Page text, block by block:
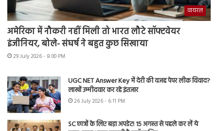
वायरल
अमेरिका में नौकरी नहीं मिली तो भारत लौटे सॉफ्टवेयर
इंजीनियर, बोले- संघर्ष ने बहुत कुछ सिखाया
29 July 2026 - 8:00 PM
UGC NET Answer Key में देरी की वजह पेपर लीक विवाद?
लाखों उम्मीदवार कर रहे इंतजार
26 July 2026 - 6:11 PM
SC छात्रों के लिए बड़ा अपडेट! 15 अगस्त से पहले कर लें ये